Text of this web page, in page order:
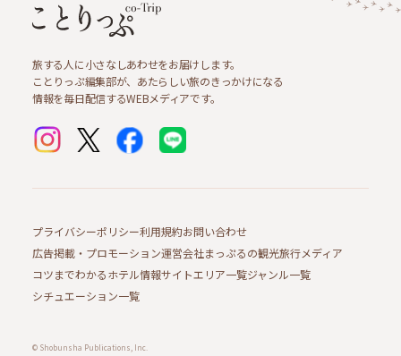
旅する人に小さなしあわせをお届けします。
ことりっぷ編集部が、あたらしい旅のきっかけになる
情報を毎日配信するWEBメディアです。
プライバシーポリシー利用規約お問い合わせ
広告掲載・プロモーション運営会社まっぷるの観光旅行メディア
コツまでわかるホテル情報サイトエリア一覧ジャンル一覧
シチュエーション一覧
© Shobunsha Publications, Inc.